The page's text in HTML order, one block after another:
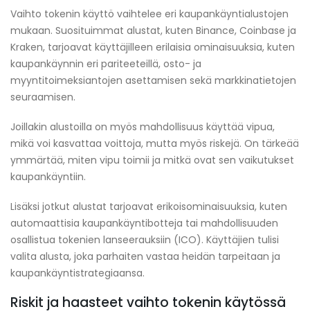
Vaihto tokenin käyttö vaihtelee eri kaupankäyntialustojen
mukaan. Suosituimmat alustat, kuten Binance, Coinbase ja
Kraken, tarjoavat käyttäjilleen erilaisia ominaisuuksia, kuten
kaupankäynnin eri pariteeteillä, osto- ja
myyntitoimeksiantojen asettamisen sekä markkinatietojen
seuraamisen.
Joillakin alustoilla on myös mahdollisuus käyttää vipua,
mikä voi kasvattaa voittoja, mutta myös riskejä. On tärkeää
ymmärtää, miten vipu toimii ja mitkä ovat sen vaikutukset
kaupankäyntiin.
Lisäksi jotkut alustat tarjoavat erikoisominaisuuksia, kuten
automaattisia kaupankäyntibotteja tai mahdollisuuden
osallistua tokenien lanseerauksiin (ICO). Käyttäjien tulisi
valita alusta, joka parhaiten vastaa heidän tarpeitaan ja
kaupankäyntistrategiaansa.
Riskit ja haasteet vaihto tokenin käytössä